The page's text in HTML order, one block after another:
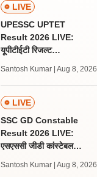
LIVE
UPESSC UPTET
Result 2026 LIVE:
यूपीटीईटी रिजल्ट
जल्द, जानें लेटेस्ट अपडेट,
पासिंग मार्क्स
Santosh Kumar | Aug 8, 2026
LIVE
SSC GD Constable
Result 2026 LIVE:
एसएससी जीडी कांस्टेबल
लेटेस्ट अपडेट, स्कोरकार्ड लिंक
Santosh Kumar | Aug 8, 2026